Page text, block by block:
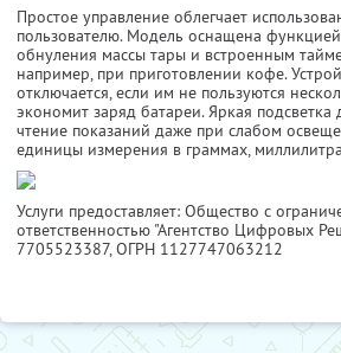
Простое управление облегчает
пользователю. Модель оснащена функцией
обнуления массы тары и встроенным
например, при приготовлении кофе.
отключается, если им не пользуются
экономит заряд батареи. Яркая подсветка
чтение показаний даже при слабом
единицы измерения в граммах,
Услуги предоставляет: Общество с
ответственностью "Агентство Цифровых
7705523387, ОГРН 1127747063212